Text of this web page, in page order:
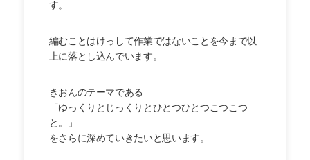
す。
編むことはけっして作業ではないことを今まで以
上に落とし込んでいます。
きおんのテーマである
「ゆっくりとじっくりとひとつひとつこつこつ
と。」
をさらに深めていきたいと思います。